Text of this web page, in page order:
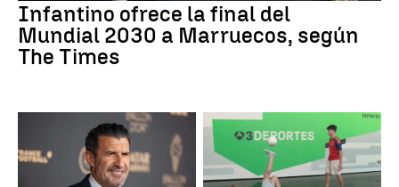
Infantino ofrece la final del
Mundial 2030 a Marruecos, según
The Times